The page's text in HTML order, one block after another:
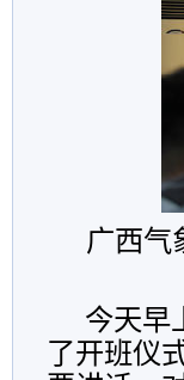
广西气
今天早
了开班仪